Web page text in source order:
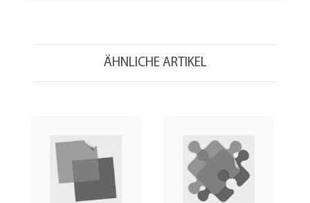
ÄHNLICHE ARTIKEL